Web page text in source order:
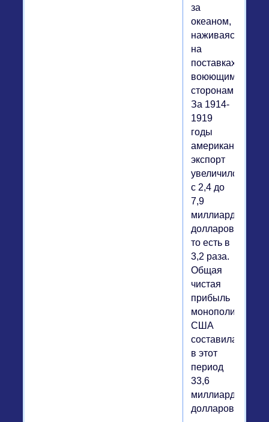
за
океаном,
наживаясь
на
поставках
воюющим
сторонам.
За 1914-
1919
годы
американский
экспорт
увеличился
с 2,4 до
7,9
миллиарда
долларов,
то есть в
3,2 раза.
Общая
чистая
прибыль
монополий
США
составила
в этот
период
33,6
миллиарда
долларов.